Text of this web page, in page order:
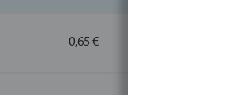
0,65 €